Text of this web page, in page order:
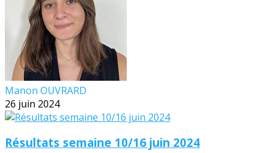
Manon OUVRARD
26 juin 2024
Résultats semaine 10/16 juin 2024